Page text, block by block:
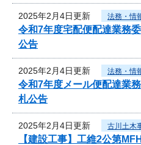
2025年2月4日更新 法務・情
令和7年度宅配便配達業務
公告
2025年2月4日更新 法務・情
令和7年度メール便配達業
札公告
2025年2月4日更新 古川土木
【建設工事】工維2公第